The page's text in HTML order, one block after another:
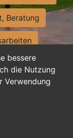
bessere
die Nutzung
Verwendung
Beratung